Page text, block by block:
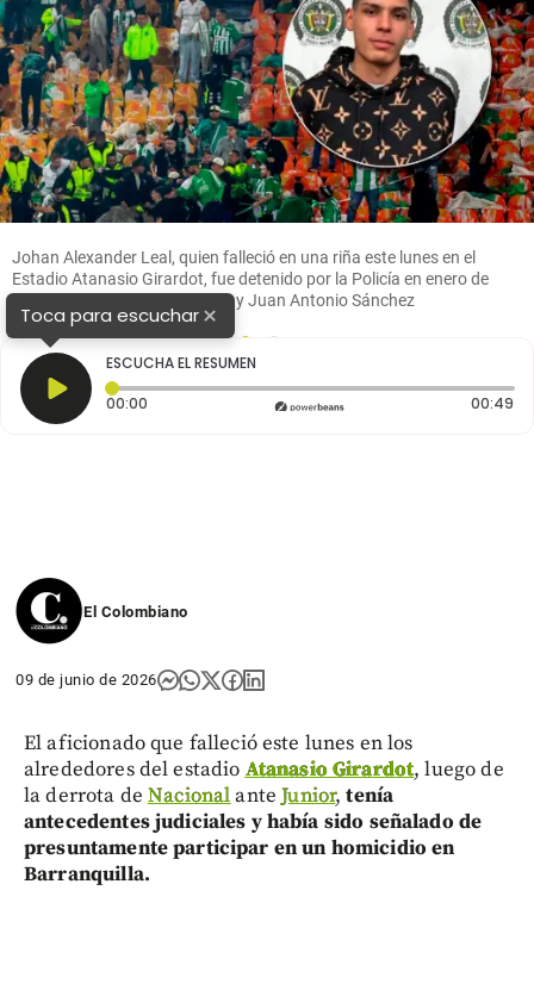
Johan Alexander Leal, quien falleció en una riña este lunes en el
Estadio Atanasio Girardot, fue detenido por la Policía en enero de
2025. FOTOS: Cortesía Policía y Juan Antonio Sánchez
Toca para escuchar×
ESCUCHA EL RESUMEN
00:00 Tiempo transcurrido: 0 segundos 00:49
El Colombiano
09 de junio de 2026
El aficionado que falleció este lunes en los
alrededores del estadio Atanasio Girardot, luego de
la derrota deNacionalanteJunior,tenía
antecedentes judiciales y había sido señalado de
presuntamente participar en un homicidio en
Barranquilla.